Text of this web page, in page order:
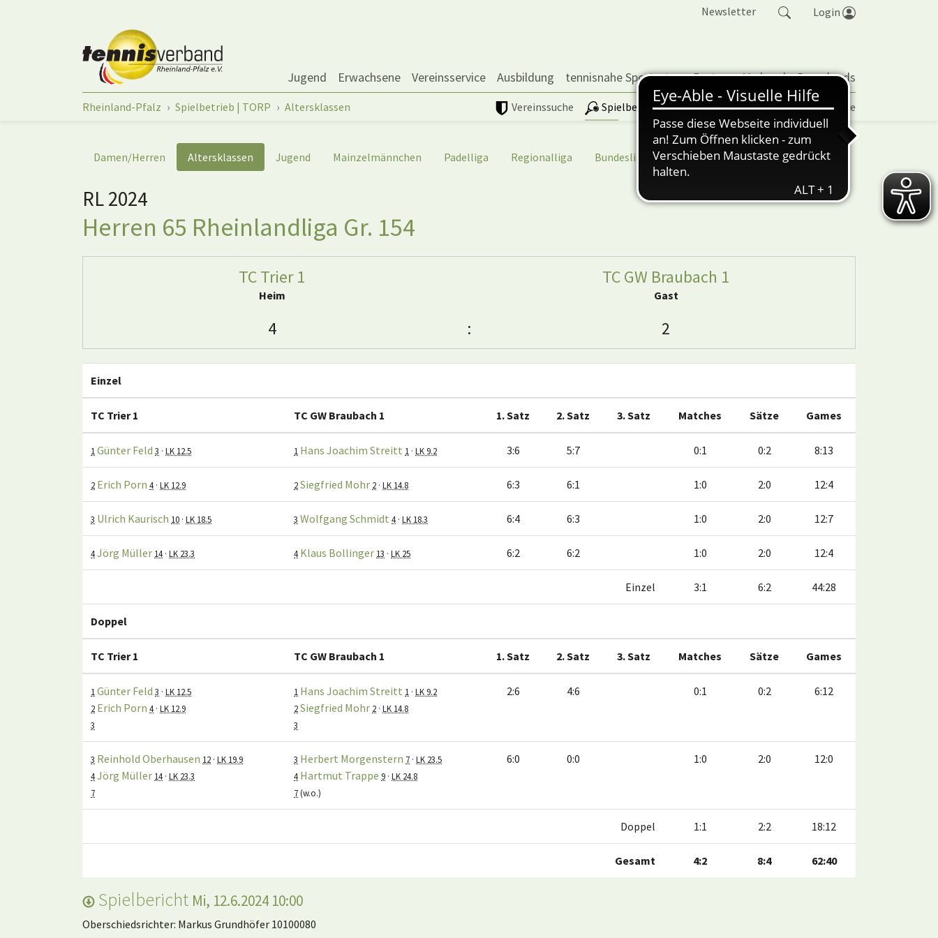
Newsletter Login
Jugend Erwachsene Vereinsservice Ausbildung tennisnahe Sportarten Partner Verband Downloads
Vereinssuche Spielbetrieb | TORP Vereinspokal Turniere
Sie sind hier:
Rheinland-Pfalz Spielbetrieb | TORP Altersklassen
Damen/Herren Altersklassen Jugend Mainzelmännchen Padelliga Regionalliga Bundesliga nuScore
RL 2024
Herren 65 Rheinlandliga Gr. 154
TC Trier 1
Heim
TC GW Braubach 1
Gast
4 : 2
Einzel
TC Trier 1 TC GW Braubach 1 1. Satz 2. Satz 3. Satz Matches Sätze Games
1 Günter Feld 3 · LK 12.5 1 Hans Joachim Streitt 1 · LK 9.2 3:6 5:7 0:1 0:2 8:13
2 Erich Porn 4 · LK 12.9 2Siegfried Mohr 2 · LK 14.8 6:3 6:1 1:0 2:0 12:4
3 Ulrich Kaurisch 10 · LK 18.5 3 Wolfgang Schmidt 4 · LK 18.3 6:4 6:3 1:0 2:0 12:7
4Jörg Müller 14 · LK 23.3 4 Klaus Bollinger 13 · LK 25 6:2 6:2 1:0 2:0 12:4
Einzel 3:1 6:2 44:28
Doppel
TC Trier 1 TC GW Braubach 1 1. Satz 2. Satz 3. Satz Matches Sätze Games
1 Günter Feld 3 · LK 12.5
2 Erich Porn 4 · LK 12.9
3
1 Hans Joachim Streitt 1 · LK 9.2
2Siegfried Mohr 2 · LK 14.8
3
2:6 4:6 0:1 0:2 6:12
3 Reinhold Oberhausen 12 · LK 19.9
4Jörg Müller 14 · LK 23.3
7
3 Herbert Morgenstern 7 · LK 23.5
4 Hartmut Trappe 9 · LK 24.8
7(w.o.)
6:0 0:0 1:0 2:0 12:0
Doppel 1:1 2:2 18:12
Gesamt 4:2 8:4 62:40
Spielbericht Mi, 12.6.2024 10:00
Oberschiedsrichter: Markus Grundhöfer 10100080